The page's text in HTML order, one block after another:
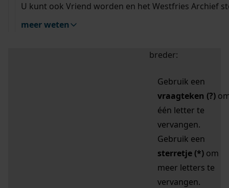
U kunt ook Vriend worden en het Westfries Archief
meer weten
uw zoekopdracht te
breder:
Gebruik een
vraagteken (?)
één letter te
vervangen.
Gebruik een
sterretje (*) om
meer letters te
vervangen.